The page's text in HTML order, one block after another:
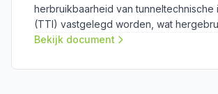
herbruikbaarheid van tunneltechnische
(TTI) vastgelegd worden, wat
Het Format materialenpaspoort TTI helpt
Handleiding materialenpaspoort TTI.
Bekijk document